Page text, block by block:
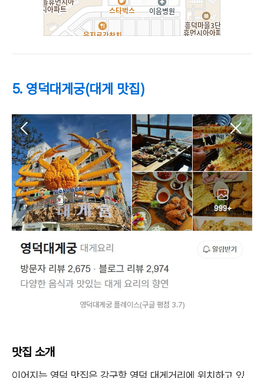
5. 영덕대게궁(대게 맛집)
영덕대게궁 플레이스(구글 평점 3.7)
맛집 소개